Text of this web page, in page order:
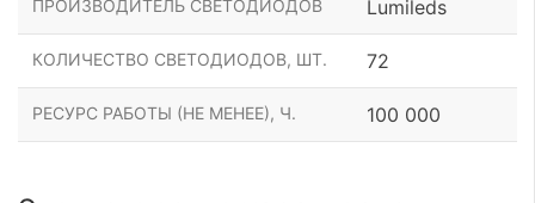
ПРОИЗВОДИТЕЛЬ СВЕТОДИОДОВ Lumileds
КОЛИЧЕСТВО СВЕТОДИОДОВ, ШТ. 72
РЕСУРС РАБОТЫ (НЕ МЕНЕЕ), Ч. 100 000